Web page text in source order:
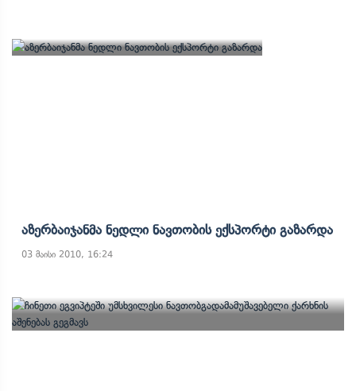
Აზერბაიჯანმა Ნედლი Ნავთობის Ექსპორტი Გაზარდა
03 მაისი 2010, 16:24